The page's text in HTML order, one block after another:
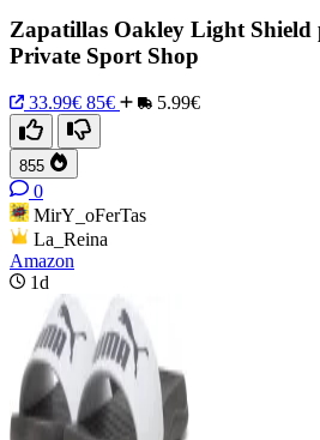
Zapatillas Oakley Light Shield
Private Sport Shop
33.99€ 85€ 5.99€
855
0
MirY_oFerTas
La_Reina
Amazon
1d